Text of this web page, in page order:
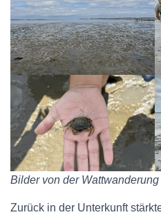
Bilder von der
Zurück in der Unterkunft